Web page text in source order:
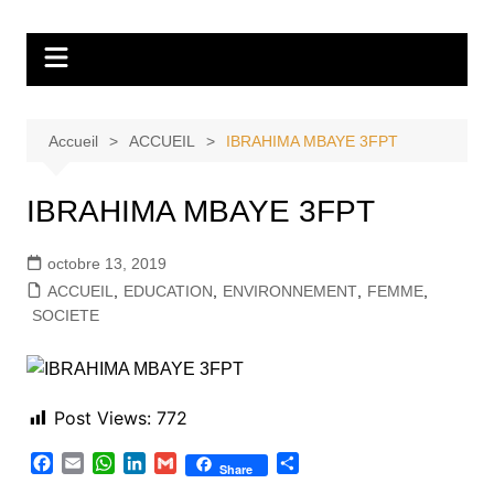
contenu
Tvdescollines
Accueil ACCUEIL IBRAHIMA MBAYE 3FPT
IBRAHIMA MBAYE 3FPT
octobre 13, 2019
ACCUEIL
EDUCATION ENVIRONNEMENT, FEMME,
SOCIETE
Post Views: 772
W
G
Share